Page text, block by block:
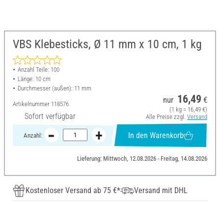
VBS Klebesticks, Ø 11 mm x 10 cm, 1 kg
Anzahl Teile: 100
Länge: 10 cm
Durchmesser (außen): 11 mm
Artikelnummer 118576
Sofort verfügbar
nur 16,49 €
(1 kg = 16,49 €)
Alle Preise zzgl. Versand
Anzahl: In den Warenkorb
Lieferung: Mittwoch, 12.08.2026 - Freitag, 14.08.2026
Kostenloser Versand ab 75 €*
Versand mit DHL